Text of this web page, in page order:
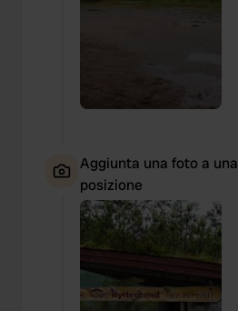
Aggiunta una foto a una
posizione